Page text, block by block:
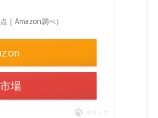
| Amazon調べ）
場
ポチップ